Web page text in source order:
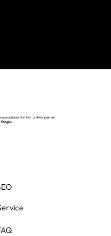
in het ontwerpen en